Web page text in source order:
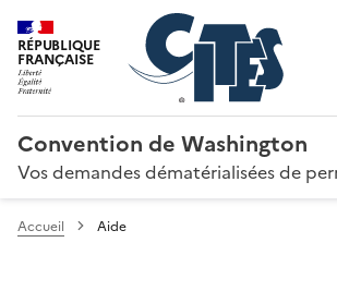
RÉPUBLIQUE
FRANÇAISE
Convention de Washington
Vos demandes dématérialisées de
Accueil Aide